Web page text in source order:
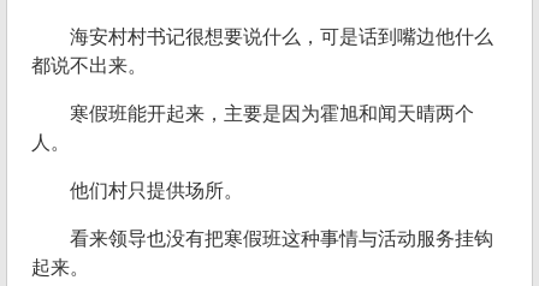
海安村村书记很想要说什么，可是话到嘴边他什么
都说不出来。
寒假班能开起来，主要是因为霍旭和闻天晴两个
人。
他们村只提供场所。
看来领导也没有把寒假班这种事情与活动服务挂钩
起来。